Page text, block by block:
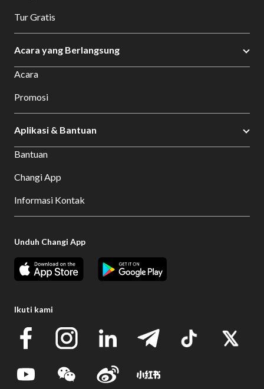
Tur Gratis
Acara yang Berlangsung
Acara
Promosi
Aplikasi & Bantuan
Bantuan
Changi App
Informasi Kontak
Unduh Changi App
Ikuti kami